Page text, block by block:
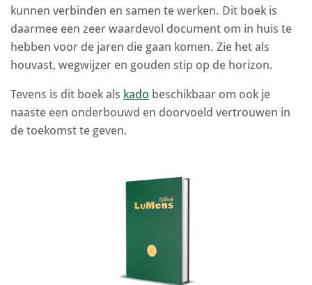
kunnen verbinden en samen te werken. Dit boek is
daarmee een zeer waardevol document om in huis te
hebben voor de jaren die gaan komen. Zie het als
houvast, wegwijzer en gouden stip op de horizon.
Tevens is dit boek als kado beschikbaar om ook je
naaste een onderbouwd en doorvoeld vertrouwen in
de toekomst te geven.